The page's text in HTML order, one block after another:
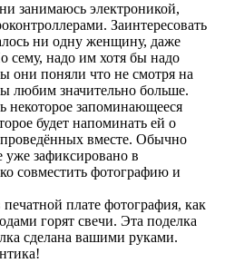
занимаюсь электроникой,
Заинтересовать
ни одну женщину, даже
надо им хотя бы надо
они поняли что не смотря на
любим значительно больше.
некоторое запоминающееся
будет напоминать ей о
вместе. Обычно
зафиксировано в
совместить фотографию и
печатной плате фотография, как
горят свечи. Эта поделка
сделана вашими руками.